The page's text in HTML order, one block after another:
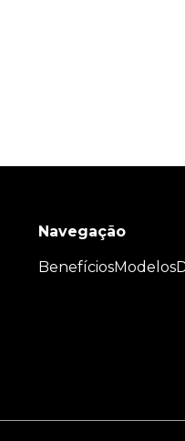
Navegação
BenefíciosModelos